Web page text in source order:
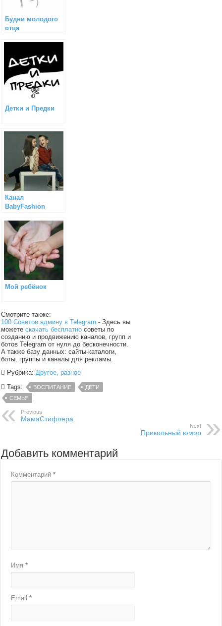
Будни молодого
отца
Детки и Предки
Канал
BabyFashion
Мой ребёнок
Смотрите также:
100 Советов админу в Telegram - Здесь вы
можетескачать бесплатно советы по
созданию и продвижению каналов, групп и
ботов Telegram от нуля до бесконечности.
А также базу данных: сайты-каталоги,
боты, группы и каналы для рекламы.
Рубрика:Другое, разное
Tags:
ВОСПИТАНИЕ
ДЕТИ
СЕМЬЯ
Previous
МамаСтифлера
Next
Прикольный юмор
Добавить комментарий
Комментарий*
Имя*
Email*